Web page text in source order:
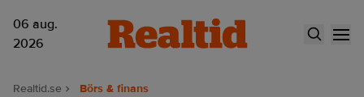
06 aug.
2026
Realtid.se Börs & finans